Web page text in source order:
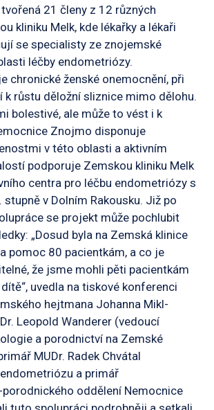
21 členy z 12 různých
kliniku Melk, kde lékařky a lékaři
se specialisty ze znojemské
léčby endometriózy.
chronické ženské onemocnění, při
k růstu děložní sliznice mimo dělohu.
bolestivé, ale může to vést i k
Znojmo disponuje
v této oblasti a aktivním
podporuje Zemskou kliniku Melk
centra pro léčbu endometriózy s
stupně v Dolním Rakousku. Již po
se projekt může pochlubit
„Dosud byla na Zemská klinice
pomoc 80 pacientkám, a co je
že jsme mohli pěti pacientkám
uvedla na tiskové konferenci
hejtmana Johanna Mikl-
Leopold Wanderer (vedoucí
a porodnictví na Zemské
MUDr. Radek Chvátal
a primář
oddělení Nemocnice